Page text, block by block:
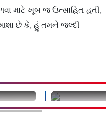
માટે ખૂબ જ ઉત્સાહિત હતી,
છે કે, હું તમને જલ્દી
undefined